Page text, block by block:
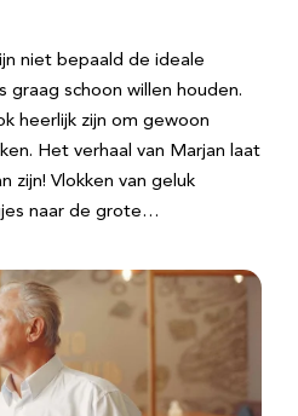
niet bepaald de ideale
graag schoon willen houden.
heerlijk zijn om gewoon
Het verhaal van Marjan laat
zijn! Vlokken van geluk
naar de grote…